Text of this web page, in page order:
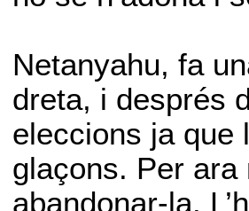
Netanyahu, fa
dreta, i després
eleccions ja que
glaçons. Per
abandonar-la.